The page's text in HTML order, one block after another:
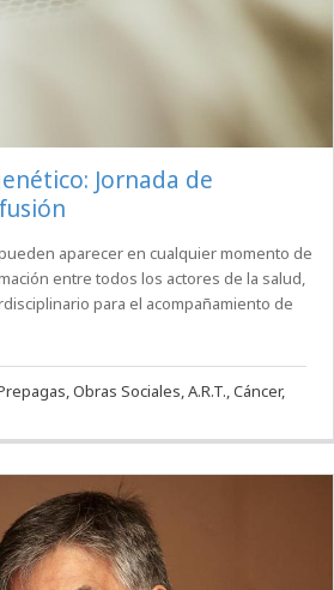
Jornada de
aparecer en cualquier momento de
entre todos los actores de la salud,
para el acompañamiento de
Obras Sociales, A.R.T., Cáncer,